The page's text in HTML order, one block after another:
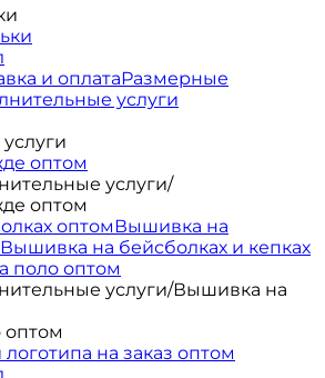
и оплатаРазмерные
услуги
оптом
услуги/
оптом
оптомВышивка на
Вышивка на бейсболках и кепках
поло оптом
услуги/Вышивка на
на заказ оптом